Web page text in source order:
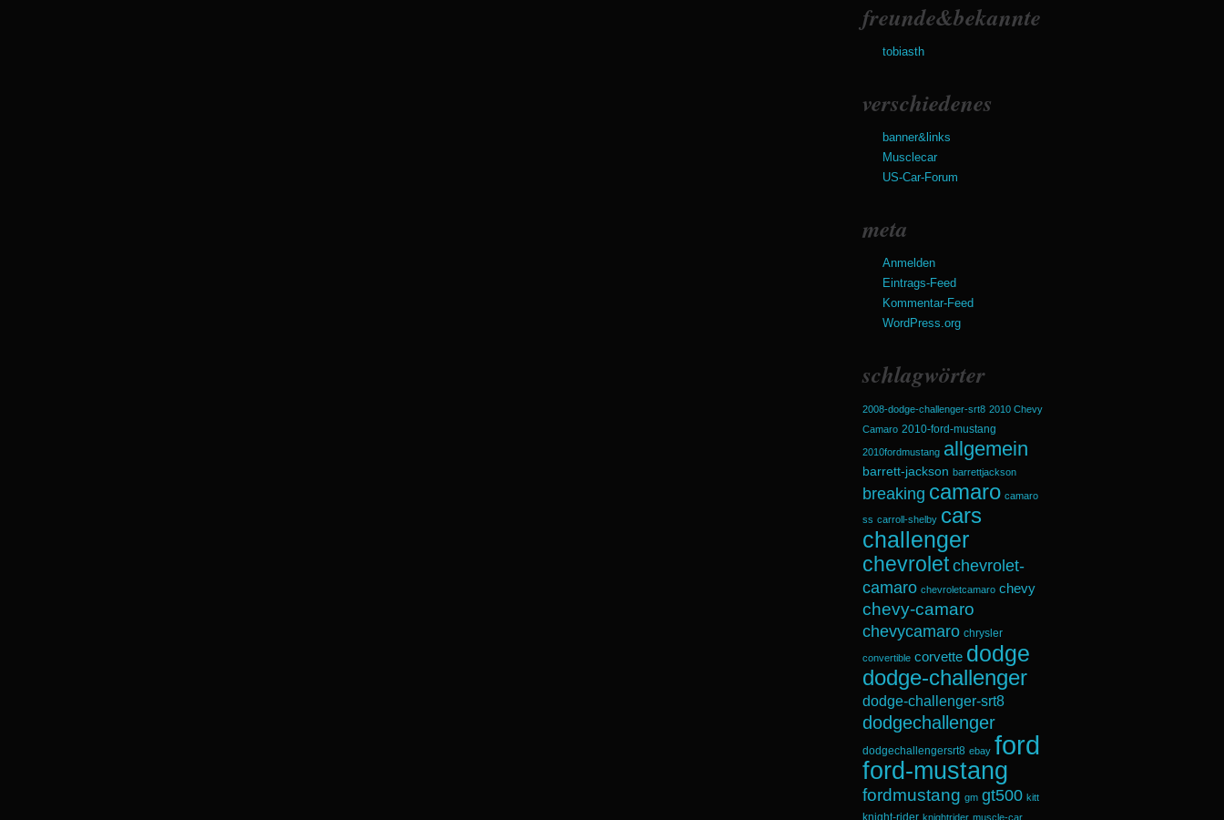
freunde&bekannte
tobiasth
verschiedenes
banner&links
Musclecar
US-Car-Forum
meta
Anmelden
Eintrags-Feed
Kommentar-Feed
WordPress.org
schlagwörter
2008-dodge-challenger-srt8 2010 Chevy
Camaro 2010-ford-mustang
2010fordmustang allgemein
barrett-jackson barrettjackson
breaking camaro camaro
ss carroll-shelby cars
challenger
chevrolet chevrolet-
camaro chevroletcamaro chevy
chevy-camaro
chevycamaro chrysler
convertible corvette dodge
dodge-challenger
dodge-challenger-srt8
dodgechallenger
dodgechallengersrt8 ebay ford
ford-mustang
fordmustang gm gt500 kitt
knight-rider knightrider muscle-car